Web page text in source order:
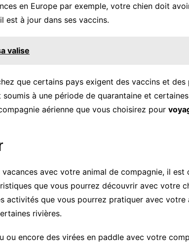
en Europe par exemple, votre chien doit
est à jour dans ses vaccins.
valise
que certains pays exigent des vaccins et
à une période de quarantaine et
aérienne que vous choisirez pour
avec votre animal de compagnie, il
que vous pourrez découvrir avec votre
activités que vous pourrez pratiquer avec
rivières.
encore des virées en paddle avec votre